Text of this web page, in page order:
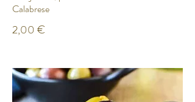
Calabrese
2,00 €